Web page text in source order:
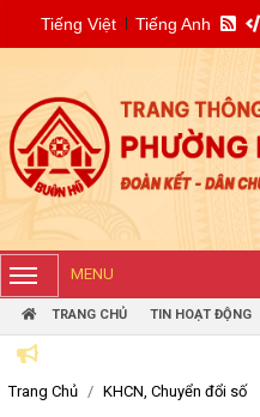
Tiếng Việt Tiếng Anh
MENU
TRANG CHỦ TIN HOẠT ĐỘNG
TRANG
Trang Chủ KHCN, Chuyển đổi số